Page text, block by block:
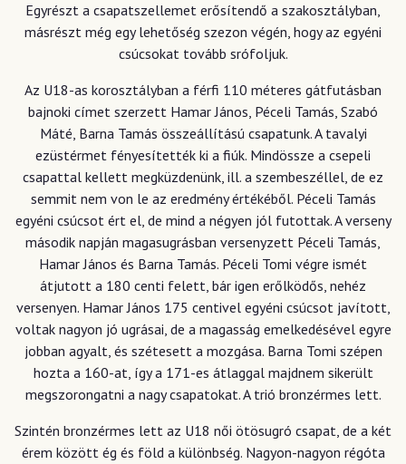
Egyrészt a csapatszellemet erősítendő a szakosztályban,
másrészt még egy lehetőség szezon végén, hogy az egyéni
csúcsokat tovább srófoljuk.
Az U18-as korosztályban a férfi 110 méteres gátfutásban
bajnoki címet szerzett Hamar János, Péceli Tamás, Szabó
Máté, Barna Tamás összeállítású csapatunk. A tavalyi
ezüstérmet fényesítették ki a fiúk. Mindössze a csepeli
csapattal kellett megküzdenünk, ill. a szembeszéllel, de ez
semmit nem von le az eredmény értékéből. Péceli Tamás
egyéni csúcsot ért el, de mind a négyen jól futottak. A verseny
második napján magasugrásban versenyzett Péceli Tamás,
Hamar János és Barna Tamás. Péceli Tomi végre ismét
átjutott a 180 centi felett, bár igen erőlködős, nehéz
versenyen. Hamar János 175 centivel egyéni csúcsot javított,
voltak nagyon jó ugrásai, de a magasság emelkedésével egyre
jobban agyalt, és szétesett a mozgása. Barna Tomi szépen
hozta a 160-at, így a 171-es átlaggal majdnem sikerült
megszorongatni a nagy csapatokat. A trió bronzérmes lett.
Szintén bronzérmes lett az U18 női ötösugró csapat, de a két
érem között ég és föld a különbség. Nagyon-nagyon régóta